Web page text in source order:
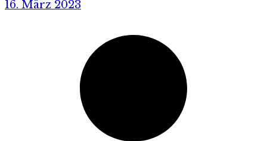
16. März 2023